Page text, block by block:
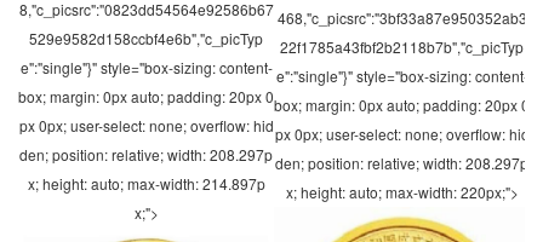
8,"c_picsrc":"0823dd54564e92586b67
529e9582d158ccbf4e6b","c_picTyp
e":"single"}" style="box-sizing: content-
box; margin: 0px auto; padding: 20px 0
px 0px; user-select: none; overflow: hid
den; position: relative; width: 208.297p
x; height: auto; max-width: 214.897p
x;">
468,"c_picsrc":"3bf33a87e950352ab3
22f1785a43fbf2b2118b7b","c_picTyp
e":"single"}" style="box-sizing: content-
box; margin: 0px auto; padding: 20px 0
px 0px; user-select: none; overflow: hid
den; position: relative; width: 208.297p
x; height: auto; max-width: 220px;">